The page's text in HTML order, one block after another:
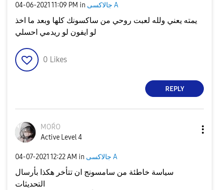
‎04-06-2021 11:09 PM in جالاكسى A
يمته يعني ولله لعبت روحي من ساكسونك كلها وبعد ما اخذ
لو ايفون لو ريدمي احسلي
0 Likes
REPLY
MOŔO
Active Level 4
‎04-07-2021 12:22 AM in جالاكسى A
سياسة خاطئة من سامسونج ان تتأخر هكذا بأرسال
التحديثات